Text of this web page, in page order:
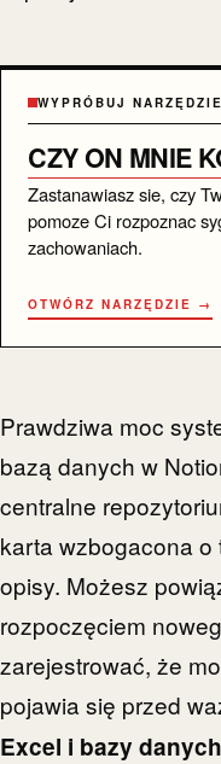
WYPRÓBUJ NARZĘDZIE
CZY ON MNIE
Zastanawiasz sie, czy
pomoze Ci rozpoznac
zachowaniach.
OTWÓRZ NARZĘDZIE →
Prawdziwa moc
bazą danych w
centralne
karta wzbogacona o
opisy. Możesz
rozpoczęciem
zarejestrować, że
pojawia się przed
Excel i bazy